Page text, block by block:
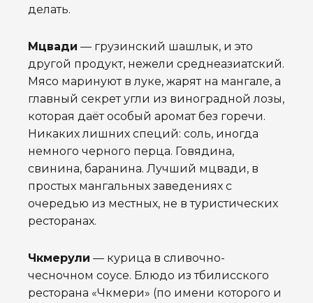
делать.
Мцвади — грузинский шашлык, и это
другой продукт, нежели среднеазиатский.
Мясо маринуют в луке, жарят на мангале, а
главный секрет угли из виноградной лозы,
которая даёт особый аромат без горечи.
Никаких лишних специй: соль, иногда
немного черного перца. Говядина,
свинина, баранина. Лучший мцвади, в
простых мангальных заведениях с
очередью из местных, не в туристических
ресторанах.
Чкмерули — курица в сливочно-
чесночном соусе. Блюдо из тбилисского
ресторана «Чкмери» (по имени которого и